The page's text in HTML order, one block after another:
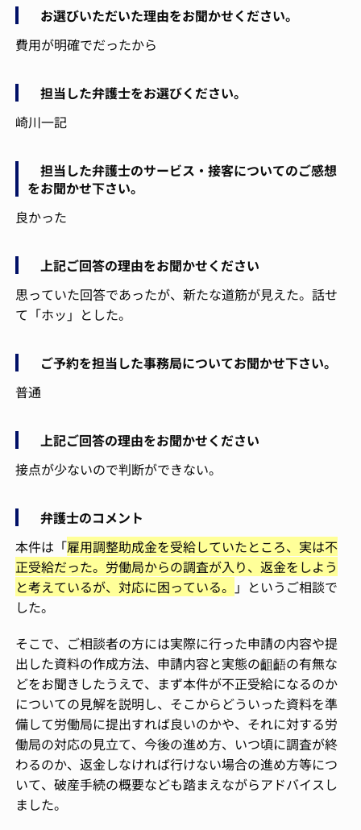
お選びいただいた理由をお聞かせください。
費用が明確でだったから
担当した弁護士をお選びください。
崎川一記
担当した弁護士のサービス・接客についてのご感想
をお聞かせ下さい。
良かった
上記ご回答の理由をお聞かせください
思っていた回答であったが、新たな道筋が見えた。話せ
て「ホッ」とした。
ご予約を担当した事務局についてお聞かせ下さい。
普通
上記ご回答の理由をお聞かせください
接点が少ないので判断ができない。
弁護士のコメント
本件は「雇用調整助成金を受給していたところ、実は不
正受給だった。労働局からの調査が入り、返金をしよう
と考えているが、対応に困っている。 」というご相談で
した。
そこで、ご相談者の方には実際に行った申請の内容や提
出した資料の作成方法、申請内容と実態の齟齬の有無な
どをお聞きしたうえで、まず本件が不正受給になるのか
についての見解を説明し、そこからどういった資料を準
備して労働局に提出すれば良いのかや、それに対する労
働局の対応の見立て、今後の進め方、いつ頃に調査が終
わるのか、返金しなければ行けない場合の進め方等につ
いて、破産手続の概要なども踏まえながらアドバイスし
ました。